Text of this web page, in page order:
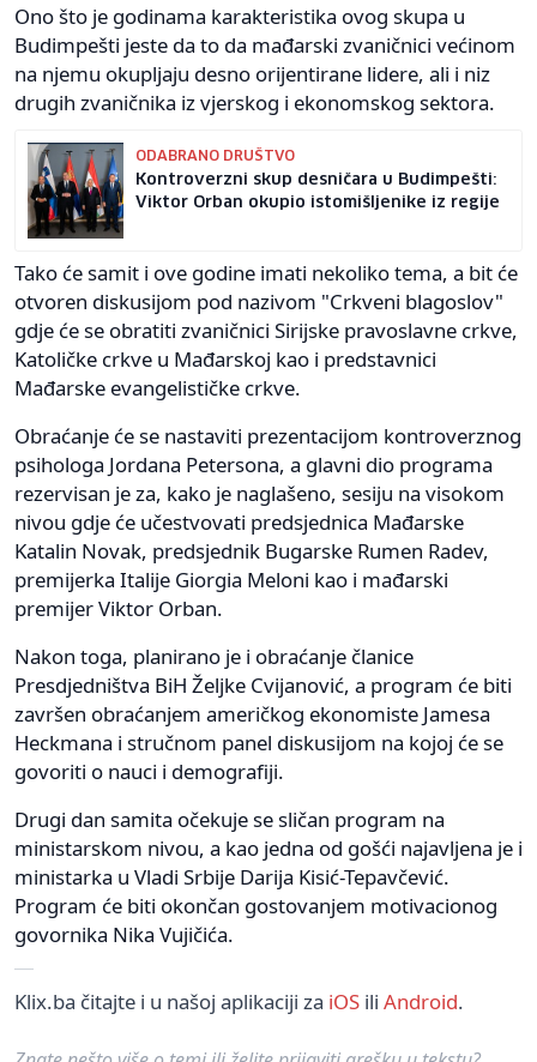
Ono što je godinama karakteristika ovog skupa u
Budimpešti jeste da to da mađarski zvaničnici većinom
na njemu okupljaju desno orijentirane lidere, ali i niz
drugih zvaničnika iz vjerskog i ekonomskog sektora.
ODABRANO DRUŠTVO
Kontroverzni skup desničara u Budimpešti:
Viktor Orban okupio istomišljenike iz regije
Tako će samit i ove godine imati nekoliko tema, a bit će
otvoren diskusijom pod nazivom "Crkveni blagoslov"
gdje će se obratiti zvaničnici Sirijske pravoslavne crkve,
Katoličke crkve u Mađarskoj kao i predstavnici
Mađarske evangelističke crkve.
Obraćanje će se nastaviti prezentacijom kontroverznog
psihologa Jordana Petersona, a glavni dio programa
rezervisan je za, kako je naglašeno, sesiju na visokom
nivou gdje će učestvovati predsjednica Mađarske
Katalin Novak, predsjednik Bugarske Rumen Radev,
premijerka Italije Giorgia Meloni kao i mađarski
premijer Viktor Orban.
Nakon toga, planirano je i obraćanje članice
Presdjedništva BiH Željke Cvijanović, a program će biti
završen obraćanjem američkog ekonomiste Jamesa
Heckmana i stručnom panel diskusijom na kojoj će se
govoriti o nauci i demografiji.
Drugi dan samita očekuje se sličan program na
ministarskom nivou, a kao jedna od gošći najavljena je i
ministarka u Vladi Srbije Darija Kisić-Tepavčević.
Program će biti okončan gostovanjem motivacionog
govornika Nika Vujičića.
Klix.ba čitajte i u našoj aplikaciji za iOS ili Android.